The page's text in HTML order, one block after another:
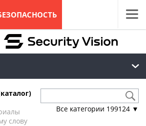
слову
Все категории 199124 ▼